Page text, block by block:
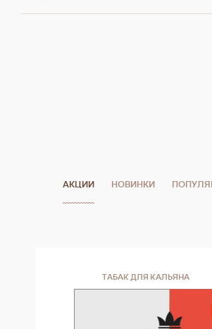
АКЦИИ НОВИНКИ
ТАБАК ДЛЯ КАЛЬЯНА